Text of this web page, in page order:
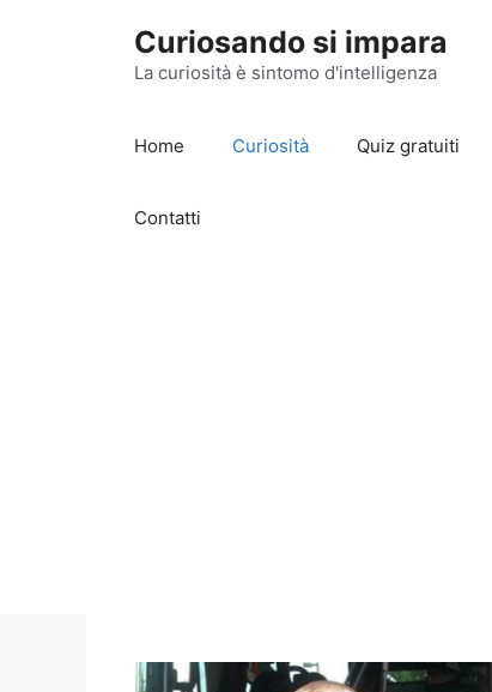
Curiosando si impara
La curiosità è sintomo d'intelligenza
Home Curiosità Quiz gratuiti
Contatti